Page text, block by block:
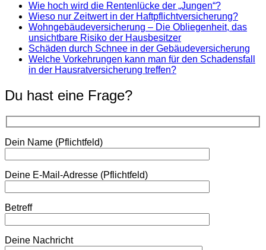
Wie hoch wird die Rentenlücke der „Jungen“?
Wieso nur Zeitwert in der Haftpflichtversicherung?
Wohngebäudeversicherung – Die Obliegenheit, das
unsichtbare Risiko der Hausbesitzer
Schäden durch Schnee in der Gebäudeversicherung
Welche Vorkehrungen kann man für den Schadensfall
in der Hausratversicherung treffen?
Du hast eine Frage?
Dein Name (Pflichtfeld)
Deine E-Mail-Adresse (Pflichtfeld)
Betreff
Deine Nachricht